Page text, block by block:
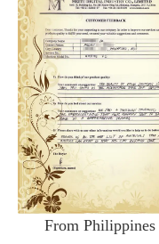
From Philippines